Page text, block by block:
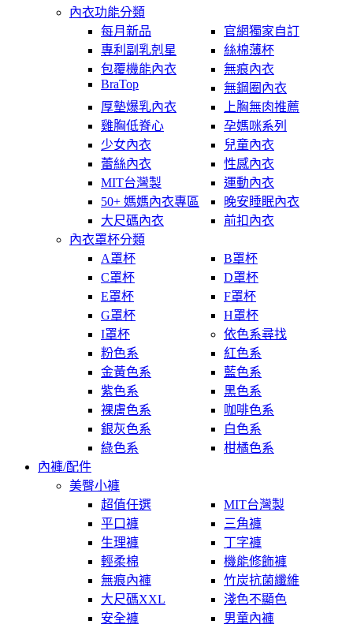
內衣功能分類
每月新品
官網獨家自訂
專利副乳剋星
絲棉薄杯
包覆機能內衣
無痕內衣
BraTop
無鋼圈內衣
厚墊爆乳內衣
上胸無肉推薦
雞胸低脊心
孕媽咪系列
少女內衣
兒童內衣
蕾絲內衣
性感內衣
MIT台灣製
運動內衣
50+ 媽媽內衣專區
晚安睡眠內衣
大尺碼內衣
前扣內衣
內衣罩杯分類
A罩杯
B罩杯
C罩杯
D罩杯
E罩杯
F罩杯
G罩杯
H罩杯
I罩杯
依色系尋找
粉色系
紅色系
金黃色系
藍色系
紫色系
黑色系
裸膚色系
咖啡色系
銀灰色系
白色系
綠色系
柑橘色系
內褲/配件
美臀小褲
超值任選
MIT台灣製
平口褲
三角褲
生理褲
丁字褲
輕柔棉
機能修飾褲
無痕內褲
竹炭抗菌纖維
大尺碼XXL
淺色不顯色
安全褲
男童內褲